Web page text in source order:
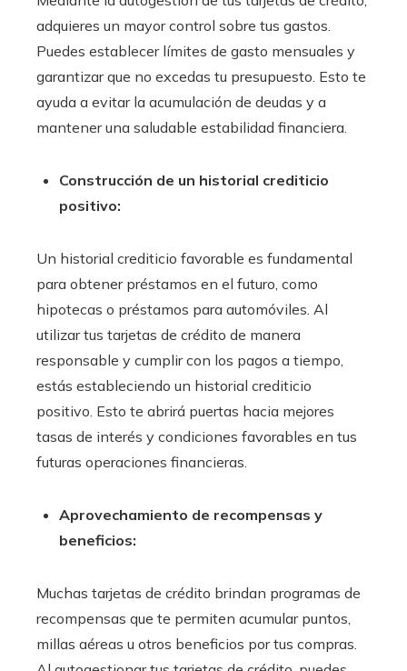
adquieres un mayor control sobre tus gastos.
Puedes establecer límites de gasto mensuales y
garantizar que no excedas tu presupuesto. Esto te
ayuda a evitar la acumulación de deudas y a
mantener una saludable estabilidad financiera.
Construcción de un historial crediticio
positivo:
Un historial crediticio favorable es fundamental
para obtener préstamos en el futuro, como
hipotecas o préstamos para automóviles. Al
utilizar tus tarjetas de crédito de manera
responsable y cumplir con los pagos a tiempo,
estás estableciendo un historial crediticio
positivo. Esto te abrirá puertas hacia mejores
tasas de interés y condiciones favorables en tus
futuras operaciones financieras.
Aprovechamiento de recompensas y
beneficios:
Muchas tarjetas de crédito brindan programas de
recompensas que te permiten acumular puntos,
millas aéreas u otros beneficios por tus compras.